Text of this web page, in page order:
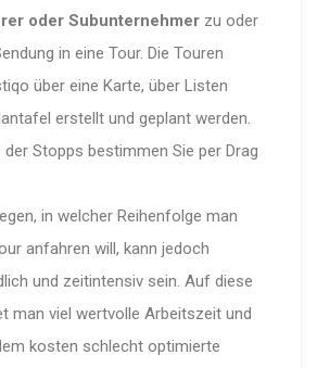
oder Subunternehmerzu oder
in eine Tour. Die Touren
über eine Karte, über Listen
erstellt und geplant werden.
der Stopps bestimmen Sie per Drag
in welcher Reihenfolge man
anfahren will, kann jedoch
und zeitintensiv sein. Auf diese
man viel wertvolle Arbeitszeit und
kosten schlecht optimierte